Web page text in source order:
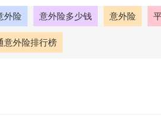
外险 意外险多少钱 意外险
意外险排行榜